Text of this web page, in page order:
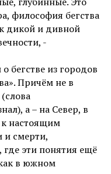
философия бегства
дикой и дивной
-
бегстве из городов
Причём не в
а – на Север, в
к настоящим
и смерти,
где эти понятия ещё
в южном